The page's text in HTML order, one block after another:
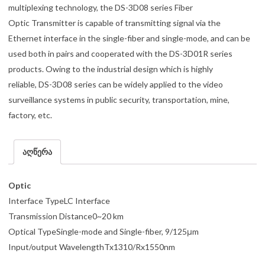
multiplexing technology, the DS-3D08 series Fiber
Optic Transmitter is capable of transmitting signal via the
Ethernet interface in the single-fiber and single-mode, and can be
used both in pairs and cooperated with the DS-3D01R series
products. Owing to the industrial design which is highly
reliable, DS-3D08 series can be widely applied to the video
surveillance systems in public security, transportation, mine,
factory, etc.
აღწერა
Optic
Interface TypeLC Interface
Transmission Distance0~20 km
Optical TypeSingle-mode and Single-fiber, 9/125μm
Input/output WavelengthTx1310/Rx1550nm